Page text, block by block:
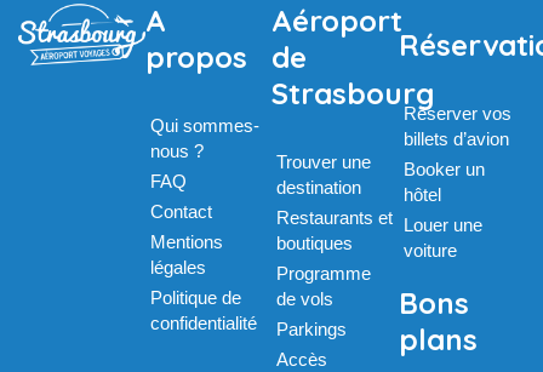
A
propos
Qui sommes-
nous ?
FAQ
Contact
Mentions
légales
Politique de
confidentialité
Aéroport
de
Strasbourg
Trouver une
destination
Restaurants et
boutiques
Programme
de vols
Parkings
Accès
Réserver vos
billets d’avion
Booker un
hôtel
Louer une
voiture
Bons
plans